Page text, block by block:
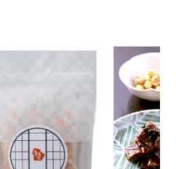
程とろっとろに仕上
のこと朝食や小腹が空
さい。